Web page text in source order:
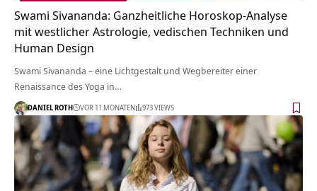
Swami Sivananda: Ganzheitliche Horoskop-Analyse
mit westlicher Astrologie, vedischen Techniken und
Human Design
Swami Sivananda – eine Lichtgestalt und Wegbereiter einer
Renaissance des Yoga in…
DANIEL ROTH VOR 11 MONATEN 973 VIEWS